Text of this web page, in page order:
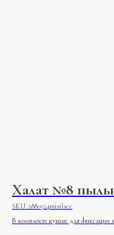
Халат №8
SKU: 2880524mistlace
В комплекте кушак для фиксации